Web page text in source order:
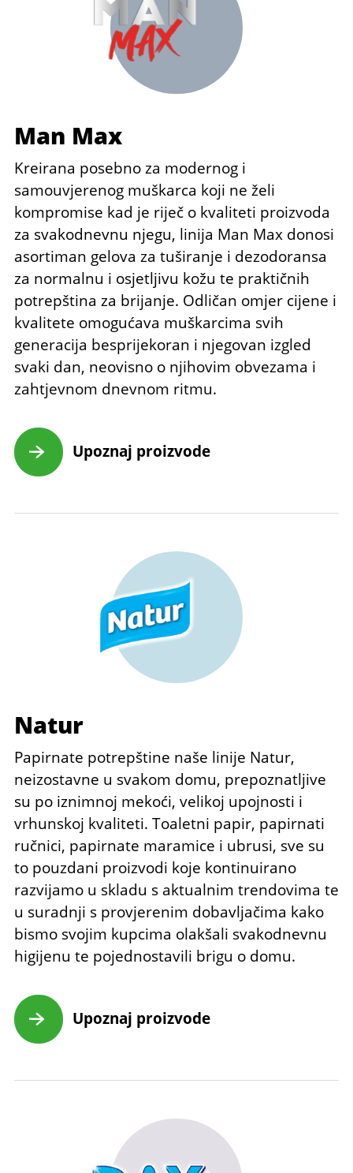
Man Max
Kreirana posebno za modernog i
samouvjerenog muškarca koji ne želi
kompromise kad je riječ o kvaliteti proizvoda
za svakodnevnu njegu, linija Man Max donosi
asortiman gelova za tuširanje i dezodoransa
za normalnu i osjetljivu kožu te praktičnih
potrepština za brijanje. Odličan omjer cijene i
kvalitete omogućava muškarcima svih
generacija besprijekoran i njegovan izgled
svaki dan, neovisno o njihovim obvezama i
zahtjevnom dnevnom ritmu.
Upoznaj proizvode
Natur
Papirnate potrepštine naše linije Natur,
neizostavne u svakom domu, prepoznatljive
su po iznimnoj mekoći, velikoj upojnosti i
vrhunskoj kvaliteti. Toaletni papir, papirnati
ručnici, papirnate maramice i ubrusi, sve su
to pouzdani proizvodi koje kontinuirano
razvijamo u skladu s aktualnim trendovima te
u suradnji s provjerenim dobavljačima kako
bismo svojim kupcima olakšali svakodnevnu
higijenu te pojednostavili brigu o domu.
Upoznaj proizvode